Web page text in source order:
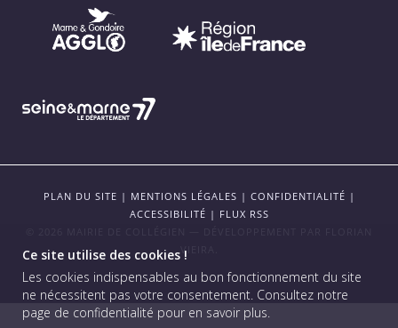
Ce site utilise des cookies !
Les cookies indispensables au bon fonctionnement du site
ne nécessitent pas votre consentement. Consultez notre
page de confidentialité pour en savoir plus.
PLAN DU SITE | MENTIONS LÉGALES | CONFIDENTIALITÉ |
ACCESSIBILITÉ | FLUX RSS
VIEIRA